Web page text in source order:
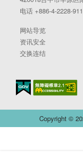
电话 +886-4-2228-
网站导览
资讯安全
交换连结
Copyright ©